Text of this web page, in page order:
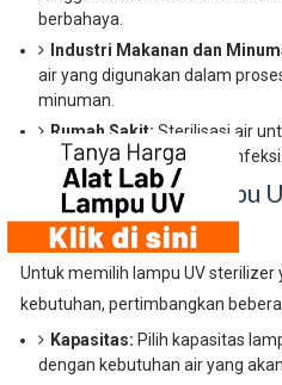
berbahaya.
Industri Makanan dan
air yang digunakan dalam
minuman.
Rumah Sakit: Sterilisasi air
pencegahan penyebaran infeksi.
Tips Pemilihan Lampu
Tepat
Untuk memilih lampu UV sterilizer
kebutuhan, pertimbangkan
Kapasitas: Pilih kapasitas
dengan kebutuhan air yang